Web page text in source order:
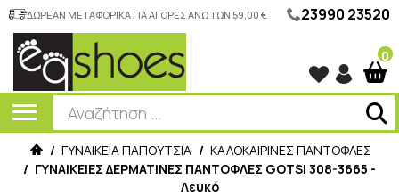
ΔΩΡΕΑΝ ΜΕΤΑΦΟΡΙΚΑ ΓΙΑ ΑΓΟΡΕΣ ΑΝΩ ΤΩΝ 59,00 € 23990 23520
0
/ ΓΥΝΑΙΚΕΙΑ ΠΑΠΟΥΤΣΙΑ / ΚΑΛΟΚΑΙΡΙΝΕΣ ΠΑΝΤΟΦΛΕΣ
/ ΓΥΝΑΙΚΕΙΕΣ ΔΕΡΜΑΤΙΝΕΣ ΠΑΝΤΟΦΛΕΣ GOTSI 308-3665 -
Λευκό